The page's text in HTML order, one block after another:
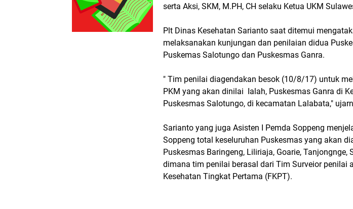
serta Aksi, SKM, M.PH, CH selaku Ketua UKM
Plt Dinas Kesehatan Sarianto saat ditemui
melaksanakan kunjungan dan penilaian didua
Puskemas Salotungo dan Puskesmas Ganra.
" Tim penilai diagendakan besok (10/8/17) untuk
PKM yang akan dinilai Ialah, Puskesmas Ganra di
Puskesmas Salotungo, di kecamatan Lalabata,"
Sarianto yang juga Asisten I Pemda Soppeng
Soppeng total keseluruhan Puskesmas yang akan
Puskesmas Baringeng, Liliriaja, Goarie, Tanjongnge,
dimana tim penilai berasal dari Tim Surveior penilai
Kesehatan Tingkat Pertama (FKPT).